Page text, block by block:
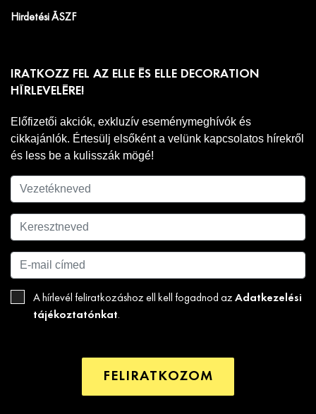
Hirdetési ÁSZF
IRATKOZZ FEL AZ ELLE ÉS ELLE DECORATION
HÍRLEVELÉRE!
Előfizetői akciók, exkluzív eseménymeghívók és
cikkajánlók. Értesülj elsőként a velünk kapcsolatos hírekről
és less be a kulisszák mögé!
A hírlevél feliratkozáshoz ell kell fogadnod az Adatkezelési
tájékoztatónkat.
FELIRATKOZOM